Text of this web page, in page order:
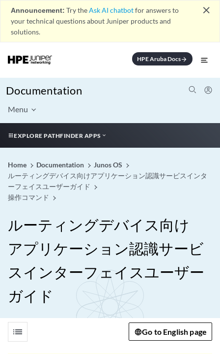
Announcement: Try theAsk AI chatbotfor answers to
your technical questions about Juniper products and
solutions.
close
HPE Aruba Docsarrow_forward
Documentation
Menu
EXPLORE PATHFINDER APPS
Home Documentation
Junos OS
ルーティングデバイス向けアプリケーション認識サービスインタ
ーフェイスユーザーガイド
操作コマンド
ルーティングデバイス向け
アプリケーション認識サービ
スインターフェイスユーザー
ガイド
list Go to English page